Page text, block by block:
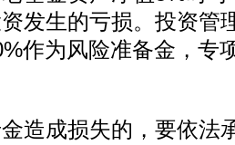
发生的亏损。投资管
作为风险准备金，专
成损失的，要依法